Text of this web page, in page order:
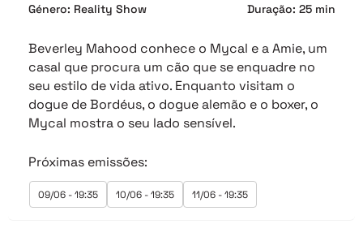
Género: Reality Show Duração: 25 min
Beverley Mahood conhece o Mycal e a Amie, um
casal que procura um cão que se enquadre no
seu estilo de vida ativo. Enquanto visitam o
dogue de Bordéus, o dogue alemão e o boxer, o
Mycal mostra o seu lado sensível.
Próximas emissões:
09/06 - 19:35 10/06 - 19:35 11/06 - 19:35